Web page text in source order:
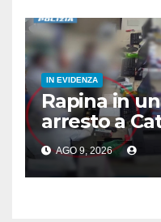
IN EVIDENZA
Rapina in
arresto a
AGO 9, 2026